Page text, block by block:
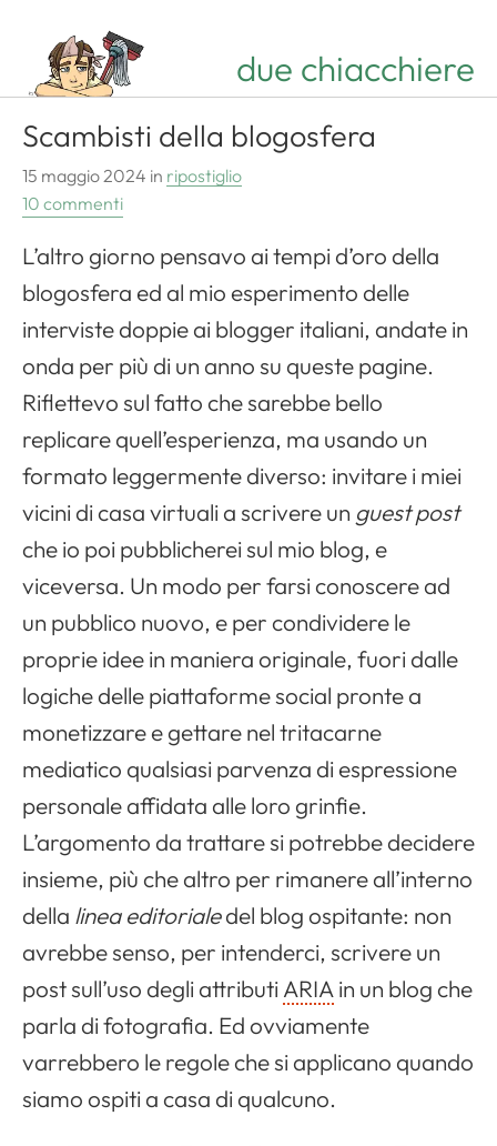
due chiacchiere
Scambisti della blogosfera
15 maggio 2024 in ripostiglio
10 commenti
L’altro giorno pensavo ai tempi d’oro della
blogosfera ed al mio esperimento delle
interviste doppie ai blogger italiani, andate in
onda per più di un anno su queste pagine.
Riflettevo sul fatto che sarebbe bello
replicare quell’esperienza, ma usando un
formato leggermente diverso: invitare i miei
vicini di casa virtuali a scrivere un guest post
che io poi pubblicherei sul mio blog, e
viceversa. Un modo per farsi conoscere ad
un pubblico nuovo, e per condividere le
proprie idee in maniera originale, fuori dalle
logiche delle piattaforme social pronte a
monetizzare e gettare nel tritacarne
mediatico qualsiasi parvenza di espressione
personale affidata alle loro grinfie.
L’argomento da trattare si potrebbe decidere
insieme, più che altro per rimanere all’interno
della linea editorialedel blog ospitante: non
avrebbe senso, per intenderci, scrivere un
post sull’uso degli attributi ARIA in un blog che
parla di fotografia. Ed ovviamente
varrebbero le regole che si applicano quando
siamo ospiti a casa di qualcuno.